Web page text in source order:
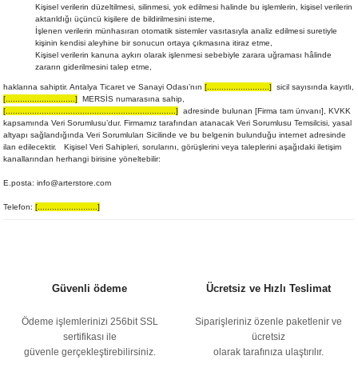
Kişisel verilerin düzeltilmesi, silinmesi, yok edilmesi halinde bu işlemlerin, kişisel verilerin
aktarıldığı üçüncü kişilere de bildirilmesini isteme,
İşlenen verilerin münhasıran otomatik sistemler vasıtasıyla analiz edilmesi suretiyle
kişinin kendisi aleyhine bir sonucun ortaya çıkmasına itiraz etme,
Kişisel verilerin kanuna aykırı olarak işlenmesi sebebiyle zarara uğraması hâlinde
zararın giderilmesini talep etme,
haklarına sahiptir. Antalya Ticaret ve Sanayi Odası’nın [..........................] sicil sayısında kayıtlı,
[.............................] MERSİS numarasına sahip,
[.......................................................................] adresinde bulunan [Firma tam ünvanı], KVKK
kapsamında Veri Sorumlusu’dur. Firmamız tarafından atanacak Veri Sorumlusu Temsilcisi, yasal
altyapı sağlandığında Veri Sorumluları Sicilinde ve bu belgenin bulunduğu internet adresinde
ilan edilecektir. Kişisel Veri Sahipleri, sorularını, görüşlerini veya taleplerini aşağıdaki iletişim
kanallarından herhangi birisine yöneltebilir:
E.posta: info@arterstore.com
Telefon: [.........................]
Güvenli ödeme
Ödeme işlemlerinizi 256bit SSL
sertifikası ile
güvenle gerçekleştirebilirsiniz.
Ücretsiz ve Hızlı Teslimat
Siparişleriniz özenle paketlenir ve
ücretsiz
olarak tarafınıza ulaştırılır.